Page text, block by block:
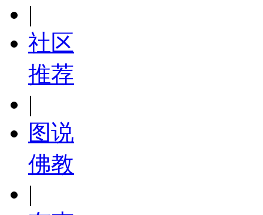
|
社区
推荐
|
图说
佛教
|